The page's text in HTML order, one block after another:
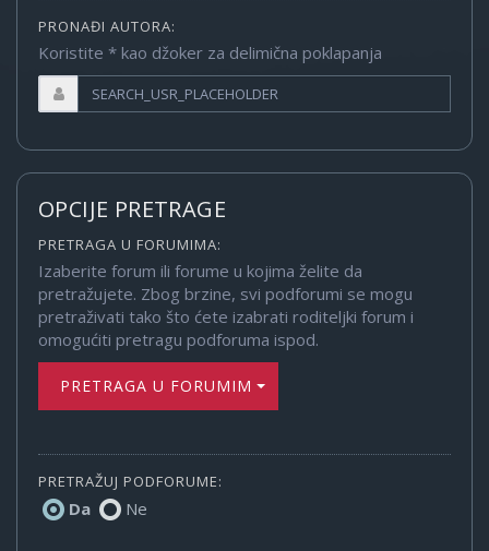
PRONAĐI AUTORA:
Koristite * kao džoker za delimična poklapanja
OPCIJE PRETRAGE
PRETRAGA U FORUMIMA:
Izaberite forum ili forume u kojima želite da
pretražujete. Zbog brzine, svi podforumi se mogu
pretraživati tako što ćete izabrati roditeljki forum i
omogućiti pretragu podforuma ispod.
PRETRAGA U FORUMIMA
PRETRAŽUJ PODFORUME:
Da Ne